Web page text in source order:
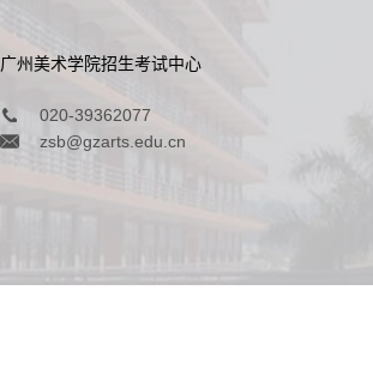
广州美术学院招生考试中心
020-39362077
zsb@gzarts.edu.cn